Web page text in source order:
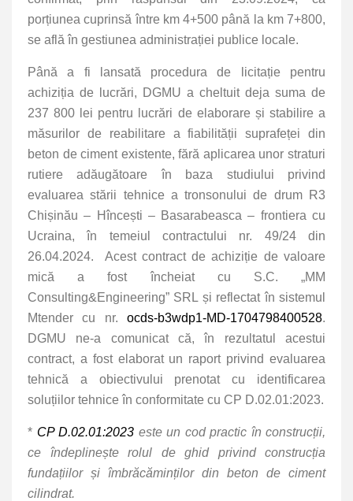
porțiunea cuprinsă între km 4+500 până la km 7+800,
se află în gestiunea administrației publice locale.
Până a fi lansată procedura de licitație pentru
achiziția de lucrări, DGMU a cheltuit deja suma de
237 800 lei pentru lucrări de elaborare și stabilire a
măsurilor de reabilitare a fiabilității suprafeței din
beton de ciment existente, fără aplicarea unor straturi
rutiere adăugătoare în baza studiului privind
evaluarea stării tehnice a tronsonului de drum R3
Chișinău – Hîncești – Basarabeasca – frontiera cu
Ucraina, în temeiul contractului nr. 49/24 din
26.04.2024. Acest contract de achiziție de valoare
mică a fost încheiat cu S.C. „MM
Consulting&Engineering” SRL și reflectat în sistemul
Mtender cu nr. ocds-b3wdp1-MD-1704798400528.
DGMU ne-a comunicat că, în rezultatul acestui
contract, a fost elaborat un raport privind evaluarea
tehnică a obiectivului prenotat cu identificarea
soluțiilor tehnice în conformitate cu CP D.02.01:2023.
* CP D.02.01:2023 este un cod practic în construcții,
ce îndeplinește rolul de ghid privind construcția
fundațiilor și îmbrăcăminților din beton de ciment
cilindrat.